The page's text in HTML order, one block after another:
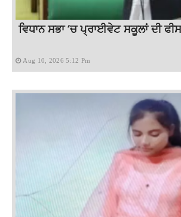
ਵਿਧਾਨ ਸਭਾ ‘ਚ ਪ੍ਰਾਈਵੇਟ ਸਕੂਲਾਂ ਦੀ
Aug 10, 2026 5:12 Pm